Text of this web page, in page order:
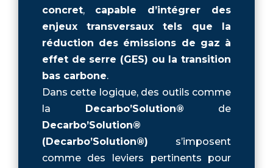
concret, capable d’intégrer des
enjeux transversaux tels que la
réduction des émissions de gaz à
effet de serre (GES) ou la transition
bas carbone.
Dans cette logique, des outils comme
la Decarbo’Solution® de
Decarbo’Solution®
(Decarbo’Solution®) s’imposent
comme des leviers pertinents pour